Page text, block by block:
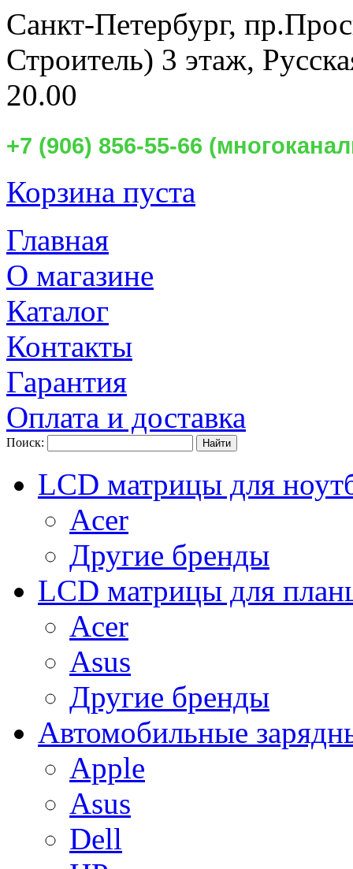
Санкт-Петербург,
Строитель) 3 этаж,
20.00
+7 (906) 856-55-66
Корзина пуста
Главная
О магазине
Каталог
Контакты
Гарантия
Оплата и доставка
Поиск:
LCD матрицы для
Acer
Другие бренды
LCD матрицы для
Acer
Asus
Другие бренды
Автомобильные
Apple
Asus
Dell